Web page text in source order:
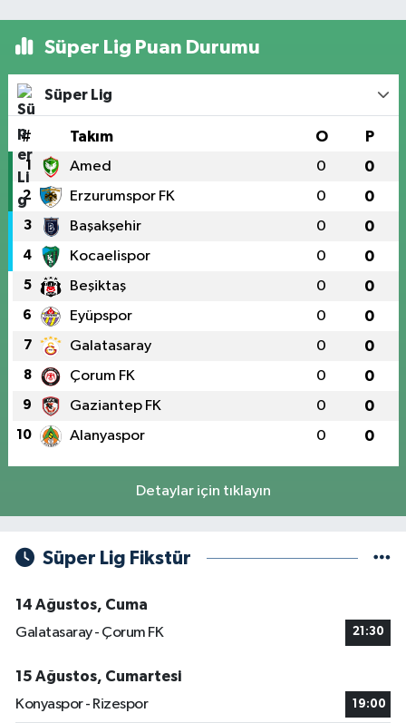
Süper Lig Puan Durumu
Süper Lig
# Takım O P
1 Amed 0 0
2 Erzurumspor FK 0 0
3 Başakşehir 0 0
4 Kocaelispor 0 0
5 Beşiktaş 0 0
6 Eyüpspor 0 0
7 Galatasaray 0 0
8 Çorum FK 0 0
9 Gaziantep FK 0 0
10 Alanyaspor 0 0
Detaylar için tıklayın
Süper Lig Fikstür
14 Ağustos, Cuma
Galatasaray - Çorum FK
21:30
15 Ağustos, Cumartesi
Konyaspor - Rizespor
19:00